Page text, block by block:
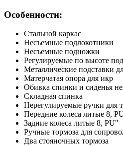
Особенности:
Стальной каркас
Несъемные подлокотники
Несъемные подножки
Регулируемые по высоте
Металлические подставки
Матерчатая опора для икр
Обивка спинки и сиденья
Складная спинка
Нерегулируемые ручки для
Передние колеса литые 8,
Задние колеса литые 8, PU"
Ручные тормоза для
Два стояночных тормоза